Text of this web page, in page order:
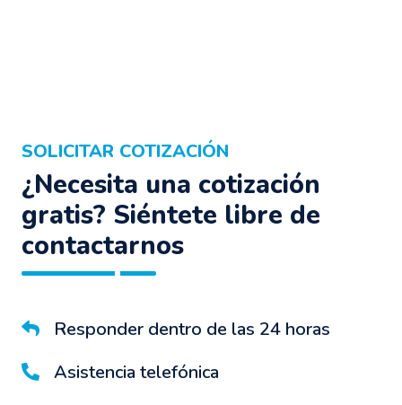
SOLICITAR COTIZACIÓN
¿Necesita una cotización
gratis? Siéntete libre de
contactarnos
Responder dentro de las 24 horas
Asistencia telefónica